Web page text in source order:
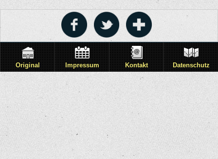
Original Impressum Kontakt Datenschutz